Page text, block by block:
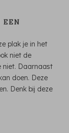
EEN
plak je in het
niet de
niet. Daarnaast
doen. Deze
Denk bij deze